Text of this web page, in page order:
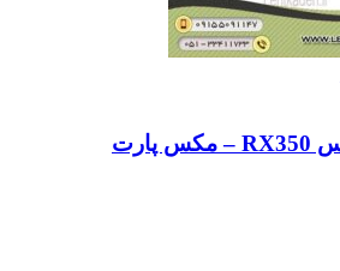
لنت ترمز جلو لکسوس RX350 – مکس پارت